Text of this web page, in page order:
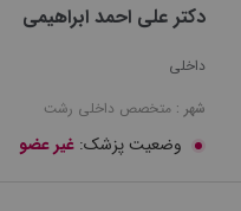
دکتر علی احمد ابراهیمی
داخلی
شهر : متخصص داخلی رشت
وضعیت پزشک: غیر عضو